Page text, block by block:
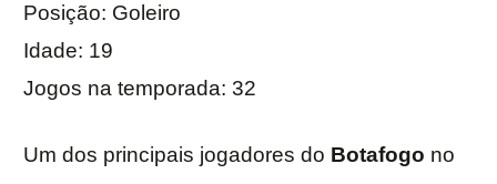
Posição: Goleiro
Idade: 19
Jogos na temporada: 32
Um dos principais jogadores do Botafogo no